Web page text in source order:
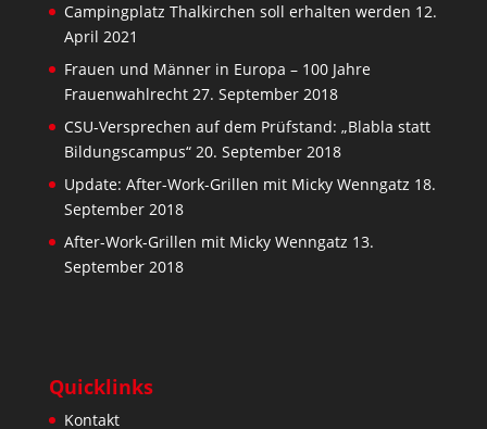
Campingplatz Thalkirchen soll erhalten werden 12.
April 2021
Frauen und Männer in Europa – 100 Jahre
Frauenwahlrecht 27. September 2018
CSU-Versprechen auf dem Prüfstand: „Blabla statt
Bildungscampus“ 20. September 2018
Update: After-Work-Grillen mit Micky Wenngatz 18.
September 2018
After-Work-Grillen mit Micky Wenngatz 13.
September 2018
Quicklinks
Kontakt